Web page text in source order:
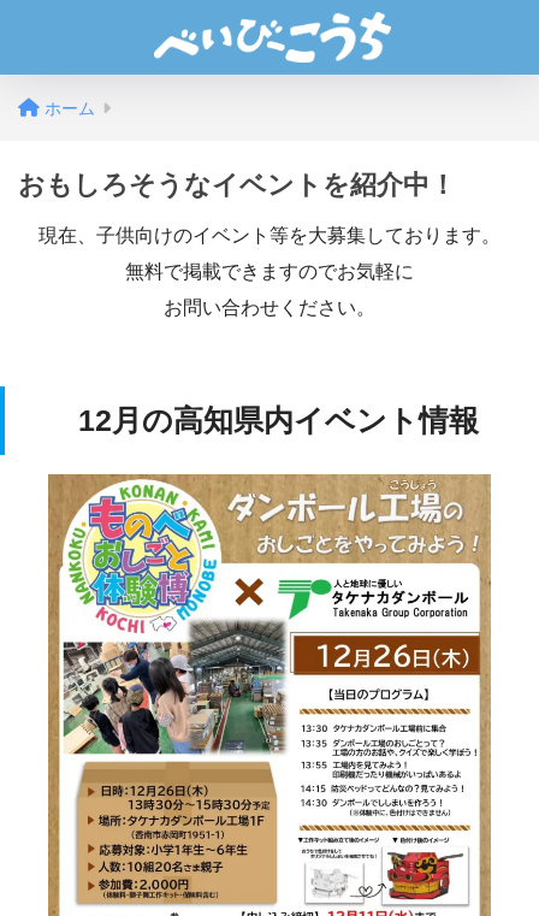
ホーム
おもしろそうなイベントを紹介中！
現在
子供向けのイベント等を大募集しております。
無料で掲載できますのでお気軽に
お問い合わせください。
12月の高知県内イベント情報